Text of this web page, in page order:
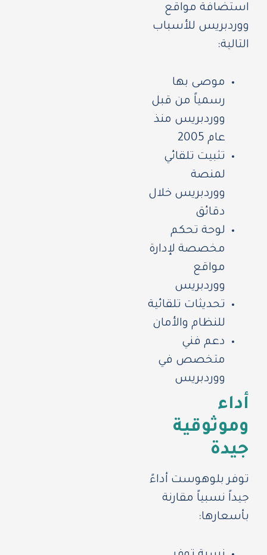
استضافة مواقع
ووردبريس للأسباب
التالية:
موصى بها
رسمياً من قبل
ووردبريس منذ
عام 2005
تثبيت تلقائي
لمنصة
ووردبريس خلال
دقائق
لوحة تحكم
مخصصة لإدارة
مواقع
ووردبريس
تحديثات تلقائية
للنظام والأمان
دعم فني
متخصص في
ووردبريس
أداء
وموثوقية
جيدة
توفر بلوهوست أداءً
جيداً نسبياً مقارنة
بأسعارها: